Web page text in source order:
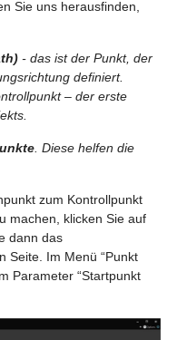
Sie uns herausfinden,
- das ist der Punkt, der
definiert.
– der erste
. Diese helfen die
zum Kontrollpunkt
machen, klicken Sie auf
dann das
Seite. Im Menü “Punkt
Parameter “Startpunkt